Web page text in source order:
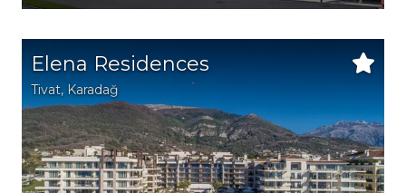
Elena Residences
Tivat, Karadağ